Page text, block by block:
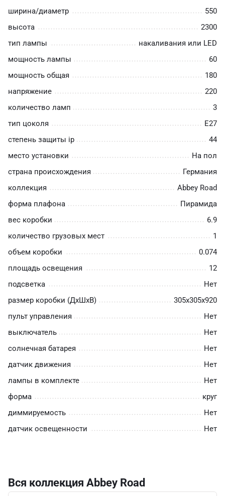
ширина/диаметр
550
высота
2300
тип лампы
накаливания или LED
мощность лампы
60
мощность общая
180
напряжение
220
количество ламп
3
тип цоколя
E27
степень защиты ip
44
место установки
На пол
страна происхождения
Германия
коллекция
Abbey Road
форма плафона
Пирамида
вес коробки
6.9
количество грузовых мест
1
объем коробки
0.074
площадь освещения
12
подсветка
Нет
размер коробки (ДхШхВ)
305х305х920
пульт управления
Нет
выключатель
Нет
солнечная батарея
Нет
датчик движения
Нет
лампы в комплекте
Нет
форма
круг
диммируемость
Нет
датчик освещенности
Нет
Вся коллекция Abbey Road